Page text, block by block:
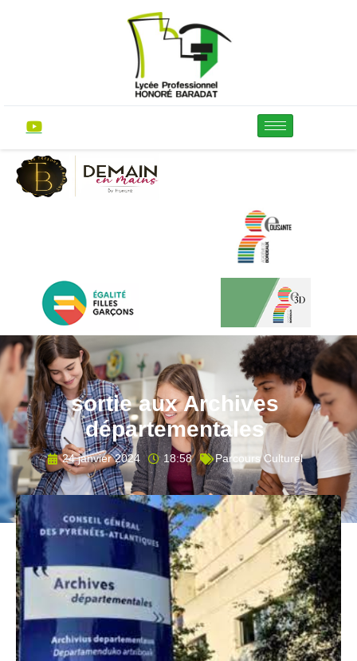
sortie aux Archives
départementales
24 janvier 2024 18:58 Parcours Culturel